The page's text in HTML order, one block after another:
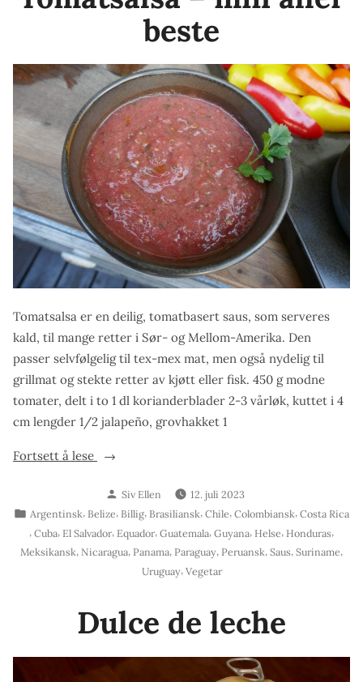
beste
Tomatsalsa er en deilig, tomatbasert saus, som serveres
kald, til mange retter i Sør- og Mellom-Amerika. Den
passer selvfølgelig til tex-mex mat, men også nydelig til
grillmat og stekte retter av kjøtt eller fisk. 450 g modne
tomater, delt i to 1 dl korianderblader 2-3 vårløk, kuttet i 4
cm lengder 1/2 jalapeño, grovhakket 1
Fortsett å lese
«Tomatsalsa
min
aller
beste»
Skrevet
av
Siv Ellen
12. juli 2023
Publisert
Argentinsk, Belize, Billig, Brasiliansk, Chile, Colombiansk, Costa Rica
, Cuba, El Salvador, Equador, Guatemala, Guyana, Helse, Honduras,
Meksikansk, Nicaragua, Panama, Paraguay, Peruansk, Saus, Suriname,
Uruguay,Vegetar
Dulce de leche